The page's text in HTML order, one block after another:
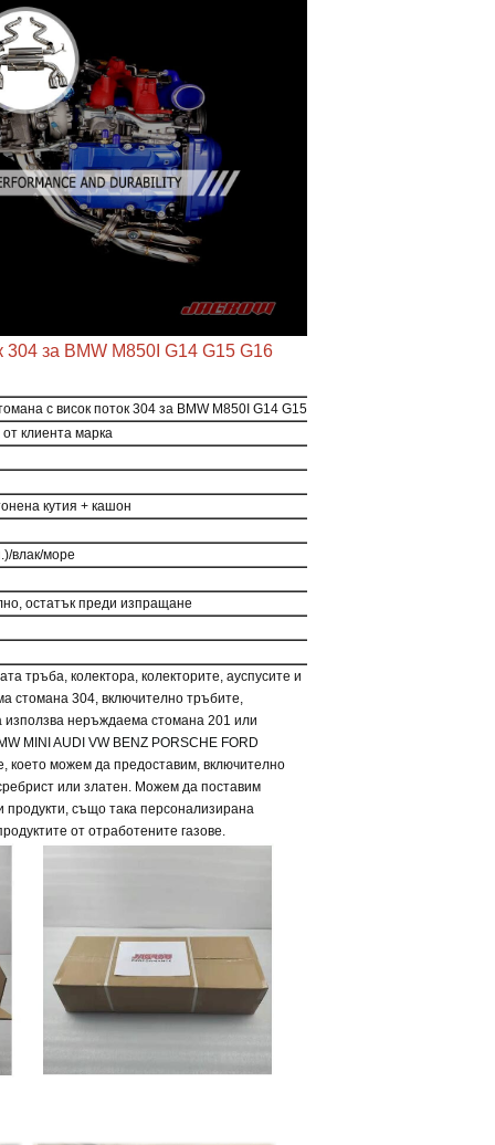
за BMW M850I G14 G15 G16
с висок поток 304 за BMW M850I G14 G15 G16 N63
клиента марка
кутия + кашон
влак/море
остатък преди изпращане
тръба, колектора, колекторите, ауспусите и
стомана 304, включително тръбите,
неръждаема стомана 201 или
MINI AUDI VW BENZ PORSCHE FORD
което можем да предоставим, включително
или златен. Можем да поставим
продукти, също така персонализирана
от отработените газове.